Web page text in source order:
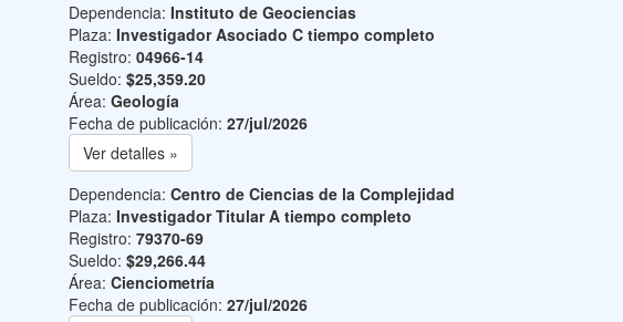
Dependencia: Instituto de Geociencias
Plaza: Investigador Asociado C tiempo completo
Registro: 04966-14
Sueldo: $25,359.20
Área: Geología
Fecha de publicación: 27/jul/2026
Ver detalles »
Dependencia: Centro de Ciencias de la Complejidad
Plaza: Investigador Titular A tiempo completo
Registro: 79370-69
Sueldo: $29,266.44
Área: Cienciometría
Fecha de publicación: 27/jul/2026